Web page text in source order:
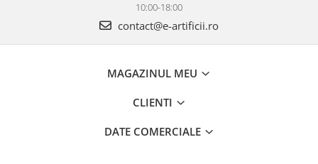
10:00-18:00
contact@e-artificii.ro
MAGAZINUL MEU
CLIENTI
DATE COMERCIALE